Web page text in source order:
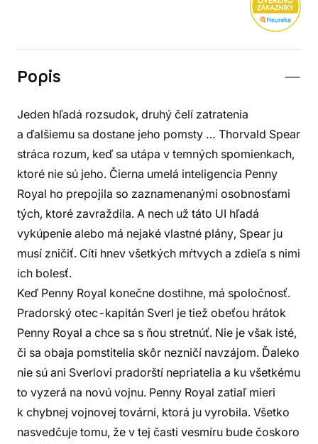
Popis
Jeden hľadá rozsudok, druhý čelí zatratenia
a ďalšiemu sa dostane jeho pomsty … Thorvald Spear
stráca rozum, keď sa utápa v temných spomienkach,
ktoré nie sú jeho. Čierna umelá inteligencia Penny
Royal ho prepojila so zaznamenanými osobnosťami
tých, ktoré zavraždila. A nech už táto UI hľadá
vykúpenie alebo má nejaké vlastné plány, Spear ju
musí zničiť. Cíti hnev všetkých mŕtvych a zdieľa s nimi
ich bolesť.
Keď Penny Royal konečne dostihne, má spoločnosť.
Pradorský otec-kapitán Sverl je tiež obeťou hrátok
Penny Royal a chce sa s ňou stretnúť. Nie je však isté,
či sa obaja pomstitelia skôr nezničí navzájom. Ďaleko
nie sú ani Sverlovi pradorští nepriatelia a ku všetkému
to vyzerá na novú vojnu. Penny Royal zatiaľ mieri
k chybnej vojnovej továrni, ktorá ju vyrobila. Všetko
nasvedčuje tomu, že v tej časti vesmíru bude čoskoro